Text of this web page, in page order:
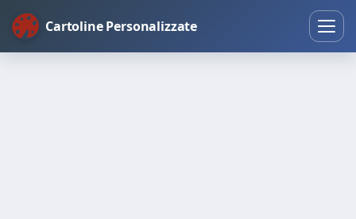
Cartoline Personalizzate